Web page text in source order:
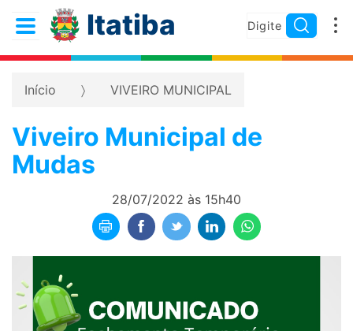
Itatiba
Início VIVEIRO MUNICIPAL
Viveiro Municipal de
Mudas
28/07/2022 às 15h40